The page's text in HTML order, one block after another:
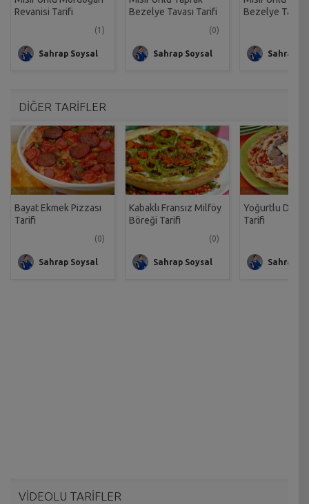
Revanisi Tarifi
(1)
Sahrap Soysal
Bezelye Tavası Tarifi
(0)
Sahrap Soysal
Bezelye Tarifi
Sahrap
DİĞER TARİFLER
Bayat Ekmek Pizzası
Tarifi
(0)
Sahrap Soysal
Kabaklı Fransız Milföy
Böreği Tarifi
(0)
Sahrap Soysal
Yoğurtlu Damat
Tarifi
Sahrap
VİDEOLU TARİFLER